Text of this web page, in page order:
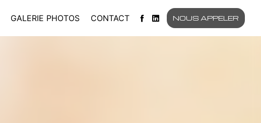
GALERIE PHOTOS CONTACT NOUS APPELER